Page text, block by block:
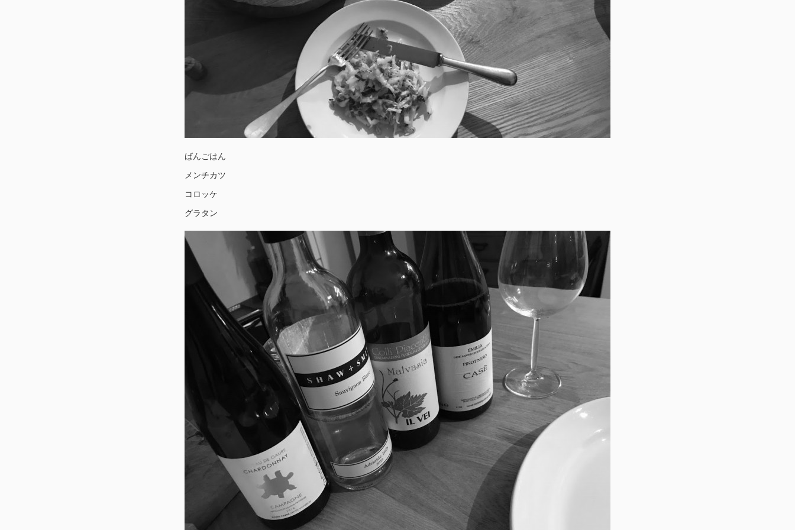
ばんごはん
メンチカツ
コロッケ
グラタン